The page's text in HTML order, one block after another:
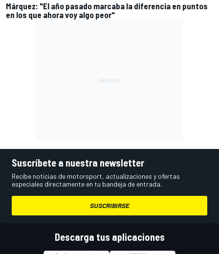
Márquez: "El año pasado marcaba la diferencia en puntos
en los que ahora voy algo peor"
Suscríbete a nuestra newsletter
Recibe noticias de motorsport, actualizaciones y ofertas
especiales directamente en tu bandeja de entrada.
SUSCRIBIRSE
Descarga tus aplicaciones